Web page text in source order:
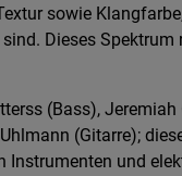
sowie
Dieses
(Bass),
(Gitarre);
Instrumenten und